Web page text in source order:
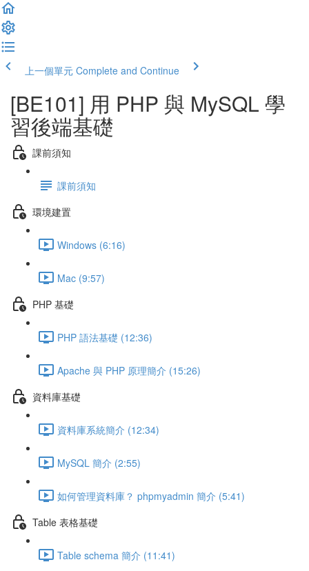
上一個單元 Complete and Continue
[BE101] 用 PHP 與 MySQL 學
習後端基礎
課前須知
課前須知
環境建置
Windows (6:16)
Mac (9:57)
PHP 基礎
PHP 語法基礎 (12:36)
Apache 與 PHP 原理簡介 (15:26)
資料庫基礎
資料庫系統簡介 (12:34)
MySQL 簡介 (2:55)
如何管理資料庫？ phpmyadmin 簡介 (5:41)
Table 表格基礎
Table schema 簡介 (11:41)